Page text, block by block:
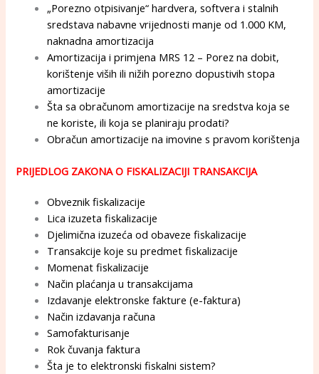
„Porezno otpisivanje“ hardvera, softvera i stalnih
sredstava nabavne vrijednosti manje od 1.000 KM,
naknadna amortizacija
Amortizacija i primjena MRS 12 – Porez na dobit,
korištenje viših ili nižih porezno dopustivih stopa
amortizacije
Šta sa obračunom amortizacije na sredstva koja se
ne koriste, ili koja se planiraju prodati?
Obračun amortizacije na imovine s pravom korištenja
PRIJEDLOG ZAKONA O FISKALIZACIJI TRANSAKCIJA
Obveznik fiskalizacije
Lica izuzeta fiskalizacije
Djelimična izuzeća od obaveze fiskalizacije
Transakcije koje su predmet fiskalizacije
Momenat fiskalizacije
Način plaćanja u transakcijama
Izdavanje elektronske fakture (e-faktura)
Način izdavanja računa
Samofakturisanje
Rok čuvanja faktura
Šta je to elektronski fiskalni sistem?